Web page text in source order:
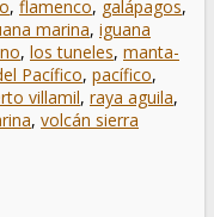
, flamenco, galápagos,
marina, iguana
, los tuneles, manta-
Pacífico, pacífico,
villamil, raya aguila,
, volcán sierra